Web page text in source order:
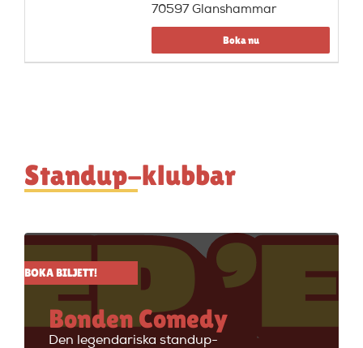
70597 Glanshammar
Boka nu
Standup-klubbar
BOKA BILJETT!
Bonden Comedy
Den legendariska standup-